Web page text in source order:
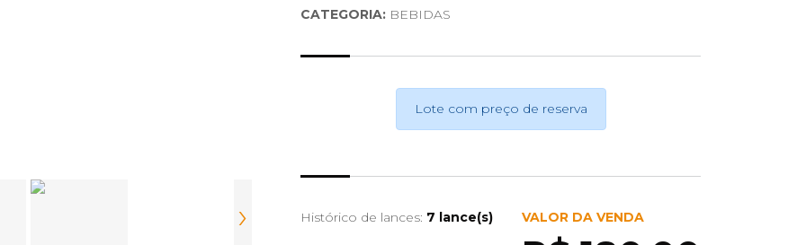
›
CATEGORIA: BEBIDAS
Lote com preço de reserva
Histórico de lances: 7 lance(s) VALOR DA VENDA